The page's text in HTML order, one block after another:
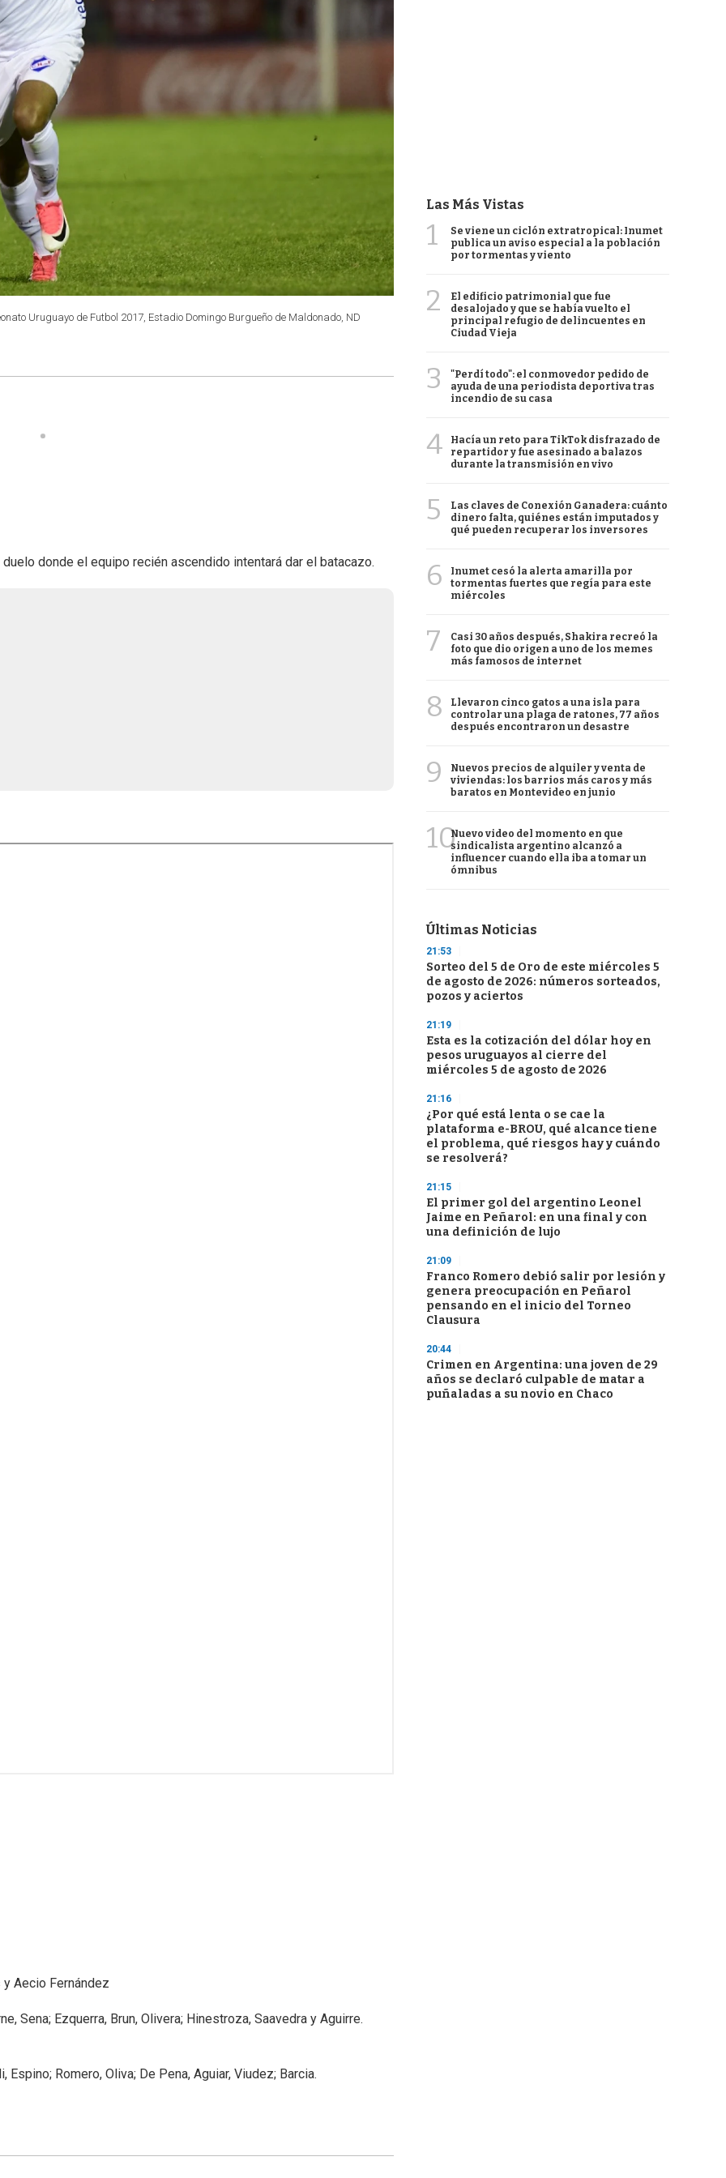
Uruguayo de Futbol 2017, Estadio Domingo Burgueño de Maldonado, ND
donde el equipo recién ascendido intentará dar el batacazo.
Aecio Fernández
Sena; Ezquerra, Brun, Olivera; Hinestroza, Saavedra y Aguirre.
Espino; Romero, Oliva; De Pena, Aguiar, Viudez; Barcia.
Las Más Vistas
1
Se viene un ciclón extratropical: Inumet
publica un aviso especial a la población
por tormentas y viento
2
El edificio patrimonial que fue
desalojado y que se había vuelto el
principal refugio de delincuentes en
Ciudad Vieja
3
"Perdí todo": el conmovedor pedido de
ayuda de una periodista deportiva tras
incendio de su casa
4
Hacía un reto para TikTok disfrazado de
repartidor y fue asesinado a balazos
durante la transmisión en vivo
5
Las claves de Conexión Ganadera: cuánto
dinero falta, quiénes están imputados y
qué pueden recuperar los inversores
6
Inumet cesó la alerta amarilla por
tormentas fuertes que regía para este
miércoles
7
Casi 30 años después, Shakira recreó la
foto que dio origen a uno de los memes
más famosos de internet
8
Llevaron cinco gatos a una isla para
controlar una plaga de ratones, 77 años
después encontraron un desastre
9
Nuevos precios de alquiler y venta de
viviendas: los barrios más caros y más
baratos en Montevideo en junio
10Nuevo video del momento en que
sindicalista argentino alcanzó a
influencer cuando ella iba a tomar un
ómnibus
Últimas Noticias
21:53
Sorteo del 5 de Oro de este miércoles 5
de agosto de 2026: números sorteados,
pozos y aciertos
21:19
Esta es la cotización del dólar hoy en
pesos uruguayos al cierre del
miércoles 5 de agosto de 2026
21:16
¿Por qué está lenta o se cae la
plataforma e-BROU, qué alcance tiene
el problema, qué riesgos hay y cuándo
se resolverá?
21:15
El primer gol del argentino Leonel
Jaime en Peñarol: en una final y con
una definición de lujo
21:09
Franco Romero debió salir por lesión y
genera preocupación en Peñarol
pensando en el inicio del Torneo
Clausura
20:44
Crimen en Argentina: una joven de 29
años se declaró culpable de matar a
puñaladas a su novio en Chaco